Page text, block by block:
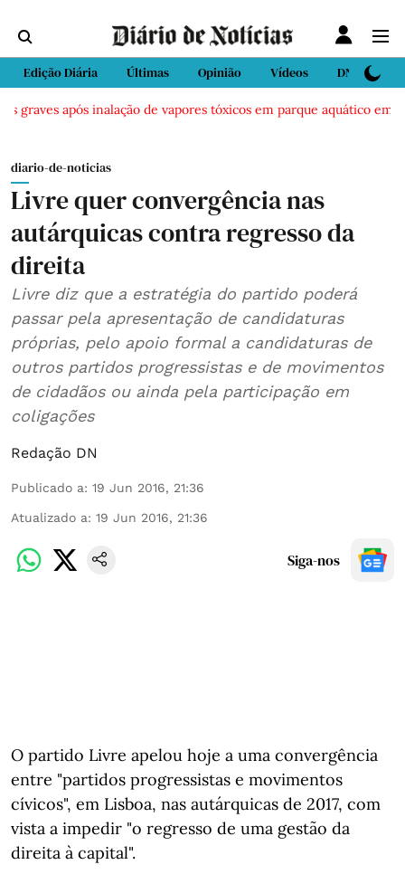
Edição Diária Últimas Opinião Vídeos DN Sport
graves após inalação de vapores tóxicos em parque aquático em
diario-de-noticias
Livre quer convergência nas
autárquicas contra regresso da
direita
Livre diz que a estratégia do partido poderá
passar pela apresentação de candidaturas
próprias, pelo apoio formal a candidaturas de
outros partidos progressistas e de movimentos
de cidadãos ou ainda pela participação em
coligações
Redação DN
Publicado a: 19 Jun 2016, 21:36
Atualizado a: 19 Jun 2016, 21:36
Siga-nos
O partido Livre apelou hoje a uma convergência
entre "partidos progressistas e movimentos
cívicos", em Lisboa, nas autárquicas de 2017, com
vista a impedir "o regresso de uma gestão da
direita à capital".